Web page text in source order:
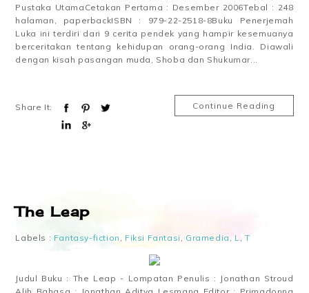
Pustaka UtamaCetakan Pertama : Desember 2006Tebal : 248
halaman, paperbackISBN : 979-22-2518-8Buku Penerjemah
Luka ini terdiri dari 9 cerita pendek yang hampir kesemuanya
berceritakan tentang kehidupan orang-orang India. Diawali
dengan kisah pasangan muda, Shoba dan Shukumar...
Share It: Continue Reading
The Leap
Labels : Fantasy-fiction Fiksi Fantasi Gramedia L T
Judul Buku : The Leap - Lompatan Penulis : Jonathan Stroud